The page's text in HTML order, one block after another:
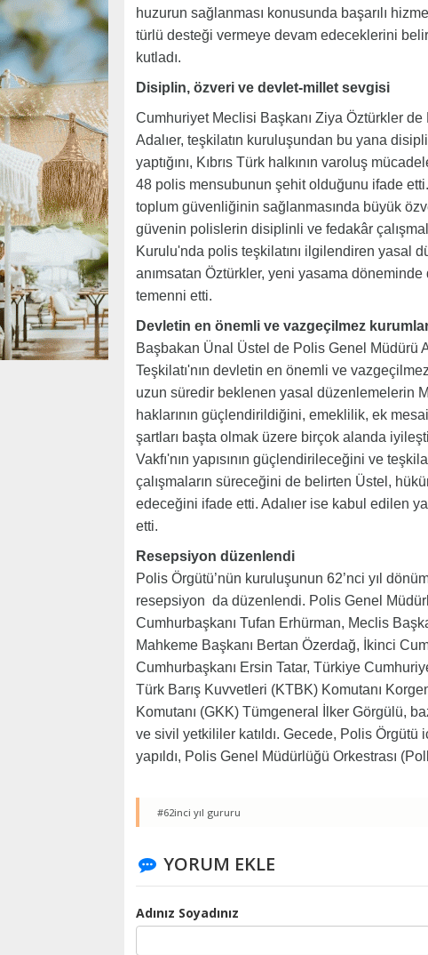
huzurun sağlanması konusunda başarılı
türlü desteği vermeye devam edeceklerini
kutladı.
Disiplin, özveri ve devlet-millet sevgisi
Cumhuriyet Meclisi Başkanı Ziya Öztürkler
Adalıer, teşkilatın kuruluşundan bu yana
yaptığını, Kıbrıs Türk halkının varoluş
48 polis mensubunun şehit olduğunu ifade
toplum güvenliğinin sağlanmasında büyük
güvenin polislerin disiplinli ve fedakâr
Kurulu'nda polis teşkilatını ilgilendiren yasal
anımsatan Öztürkler, yeni yasama
temenni etti.
Devletin en önemli ve vazgeçilmez
Başbakan Ünal Üstel de Polis Genel Müdürü
Teşkilatı'nın devletin en önemli ve
uzun süredir beklenen yasal düzenlemelerin
haklarının güçlendirildiğini, emeklilik, ek
şartları başta olmak üzere birçok alanda
Vakfı'nın yapısının güçlendirileceğini ve
çalışmaların süreceğini de belirten Üstel,
edeceğini ifade etti. Adalıer ise kabul edilen
etti.
Resepsiyon düzenlendi
Polis Örgütü’nün kuruluşunun 62’nci yıl
resepsiyon da düzenlendi. Polis Genel
Cumhurbaşkanı Tufan Erhürman, Meclis
Mahkeme Başkanı Bertan Özerdağ, İkinci
Cumhurbaşkanı Ersin Tatar, Türkiye
Türk Barış Kuvvetleri (KTBK) Komutanı
Komutanı (GKK) Tümgeneral İlker Görgülü,
ve sivil yetkililer katıldı. Gecede, Polis Örgütü
yapıldı, Polis Genel Müdürlüğü Orkestrası
#62inci yıl gururu
YORUM EKLE
Adınız Soyadınız